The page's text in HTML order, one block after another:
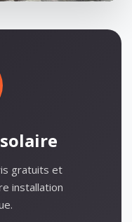
gratuits et
installation